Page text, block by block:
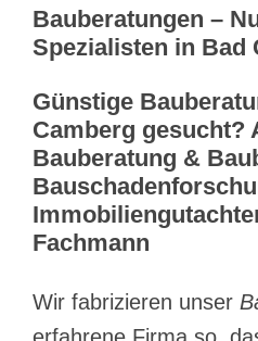
Bauberatungen –
Spezialisten in Bad
Günstige
Camberg gesucht?
Bauberatung &
Fachmann
Wir fabrizieren unser
erfahrene Firma so,